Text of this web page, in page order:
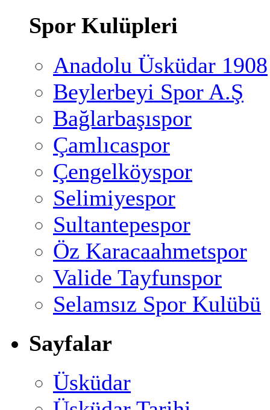
Spor Kulüpleri
Anadolu Üsküdar 1908
Beylerbeyi Spor A.Ş
Bağlarbaşıspor
Çamlıcaspor
Çengelköyspor
Selimiyespor
Sultantepespor
Öz Karacaahmetspor
Valide Tayfunspor
Selamsız Spor Kulübü
Sayfalar
Üsküdar